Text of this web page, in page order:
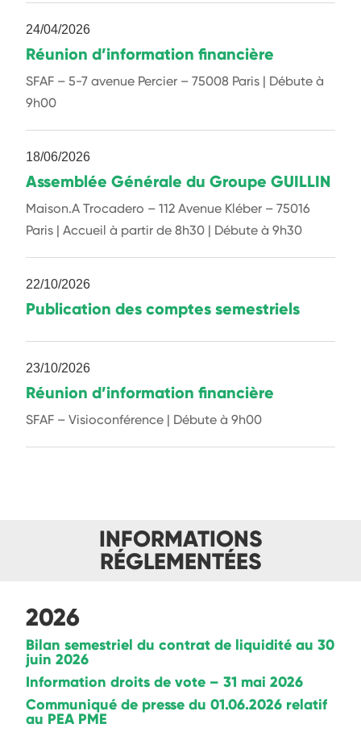
24/04/2026
Réunion d’information financière
SFAF – 5-7 avenue Percier – 75008 Paris | Débute à
9h00
18/06/2026
Assemblée Générale du Groupe GUILLIN
Maison.A Trocadero – 112 Avenue Kléber – 75016
Paris | Accueil à partir de 8h30 | Débute à 9h30
22/10/2026
Publication des comptes semestriels
23/10/2026
Réunion d’information financière
SFAF – Visioconférence | Débute à 9h00
INFORMATIONS
RÉGLEMENTÉES
2026
Bilan semestriel du contrat de liquidité au 30
juin 2026
Information droits de vote – 31 mai 2026
Communiqué de presse du 01.06.2026 relatif
au PEA PME